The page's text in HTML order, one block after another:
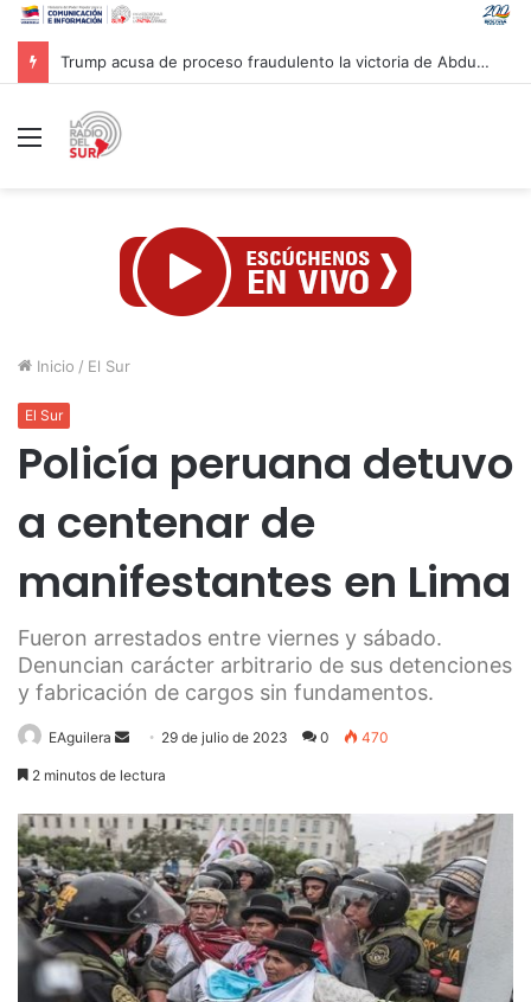
Gobierno venezolano avanza en la reconstrucción de unas 13 mil viviendas afectadas por sismos
Menú
Inicio / El Sur
El Sur
Policía peruana detuvo
a centenar de
manifestantes en Lima
Fueron arrestados entre viernes y sábado.
Denuncian carácter arbitrario de sus detenciones
y fabricación de cargos sin fundamentos.
EAguilera
Send 29 de julio de 2023 0 470
2 minutos de lectura